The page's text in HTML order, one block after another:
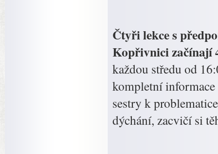
Čtyři lekce s
Kopřivnici začínají
každou středu od
kompletní informace
sestry k
dýchání, zacvičí si